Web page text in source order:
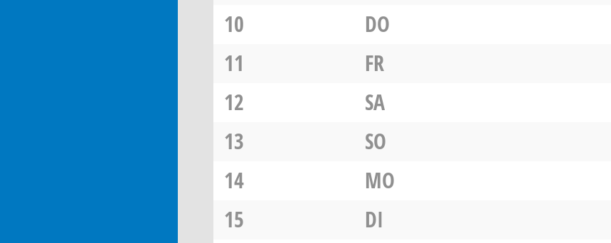
10
DO
11
FR
12
SA
13
SO
14
MO
15
DI